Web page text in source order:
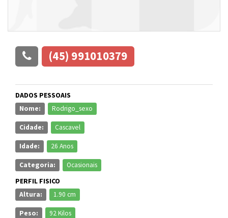
(45) 991010379
DADOS PESSOAIS
Nome: Rodrigo_sexo
Cidade: Cascavel
Idade: 26 Anos
Categoria: Ocasionais
PERFIL FISICO
Altura: 1.90 cm
Peso: 92 Kilos